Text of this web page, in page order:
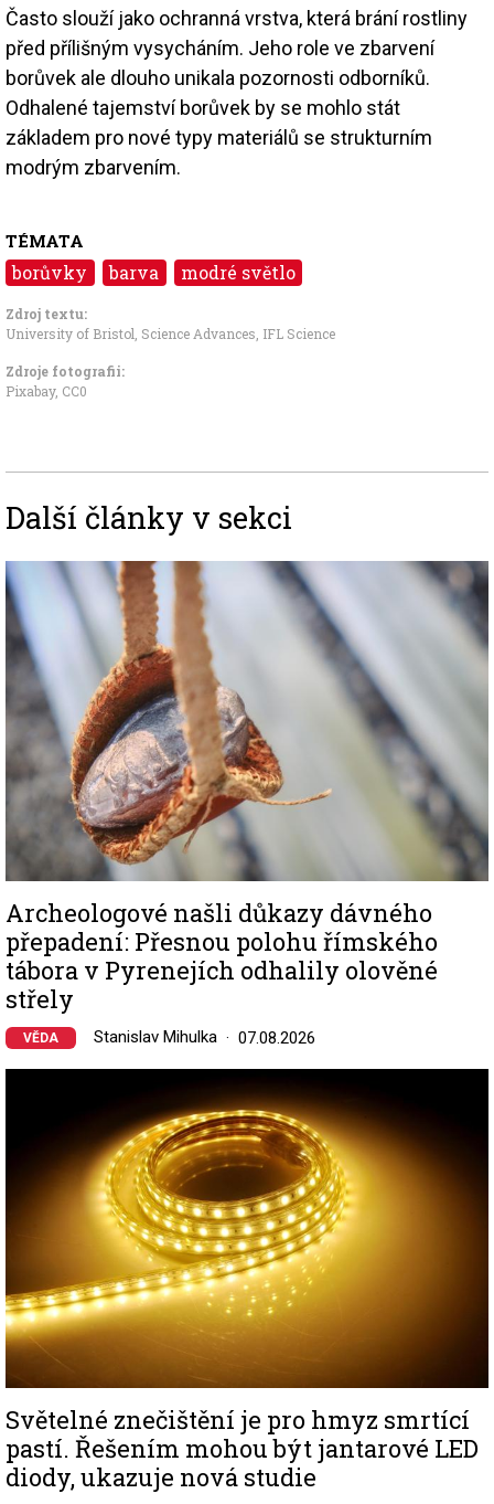
Často slouží jako ochranná vrstva, která brání rostliny
před přílišným vysycháním. Jeho role ve zbarvení
borůvek ale dlouho unikala pozornosti odborníků.
Odhalené tajemství borůvek by se mohlo stát
základem pro nové typy materiálů se strukturním
modrým zbarvením.
TÉMATA
borůvky barva modré světlo
Zdroj textu:
University of Bristol Science Advances IFL Science
Zdroje fotografii:
Pixabay, CC0
Další články v sekci
Image
Archeologové našli důkazy dávného
přepadení: Přesnou polohu římského
tábora v Pyrenejích odhalily olověné
střely
VĚDA Stanislav Mihulka 07.08.2026
Světelné znečištění je pro hmyz smrtící
pastí. Řešením mohou být jantarové LED
diody, ukazuje nová studie